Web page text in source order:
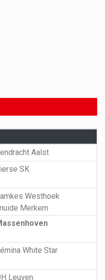
Aalst
SK
Westhoek
Merkem
White Star
Leuven